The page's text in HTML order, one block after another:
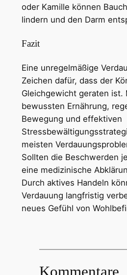
oder Kamille können
lindern und den Darm
Fazit
Eine unregelmäßige
Zeichen dafür, dass der
Gleichgewicht geraten ist.
bewussten Ernährung,
Bewegung und effektiven
meisten
Sollten die Beschwerden
eine medizinische
Durch aktives Handeln
Verdauung langfristig
neues Gefühl von
Kommentare